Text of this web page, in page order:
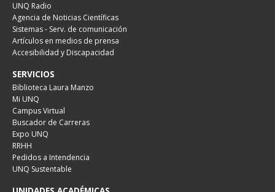
UNQ Radio
Agencia de Noticias Científicas
Sistemas - Serv. de comunicación
Artículos en medios de prensa
Accesibilidad y Discapacidad
SERVICIOS
Biblioteca Laura Manzo
Mi UNQ
Campus Virtual
Buscador de Carreras
Expo UNQ
RRHH
Pedidos a Intendencia
UNQ Sustentable